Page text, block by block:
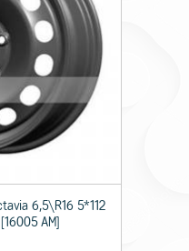
6,5\R16 5*112
AM]